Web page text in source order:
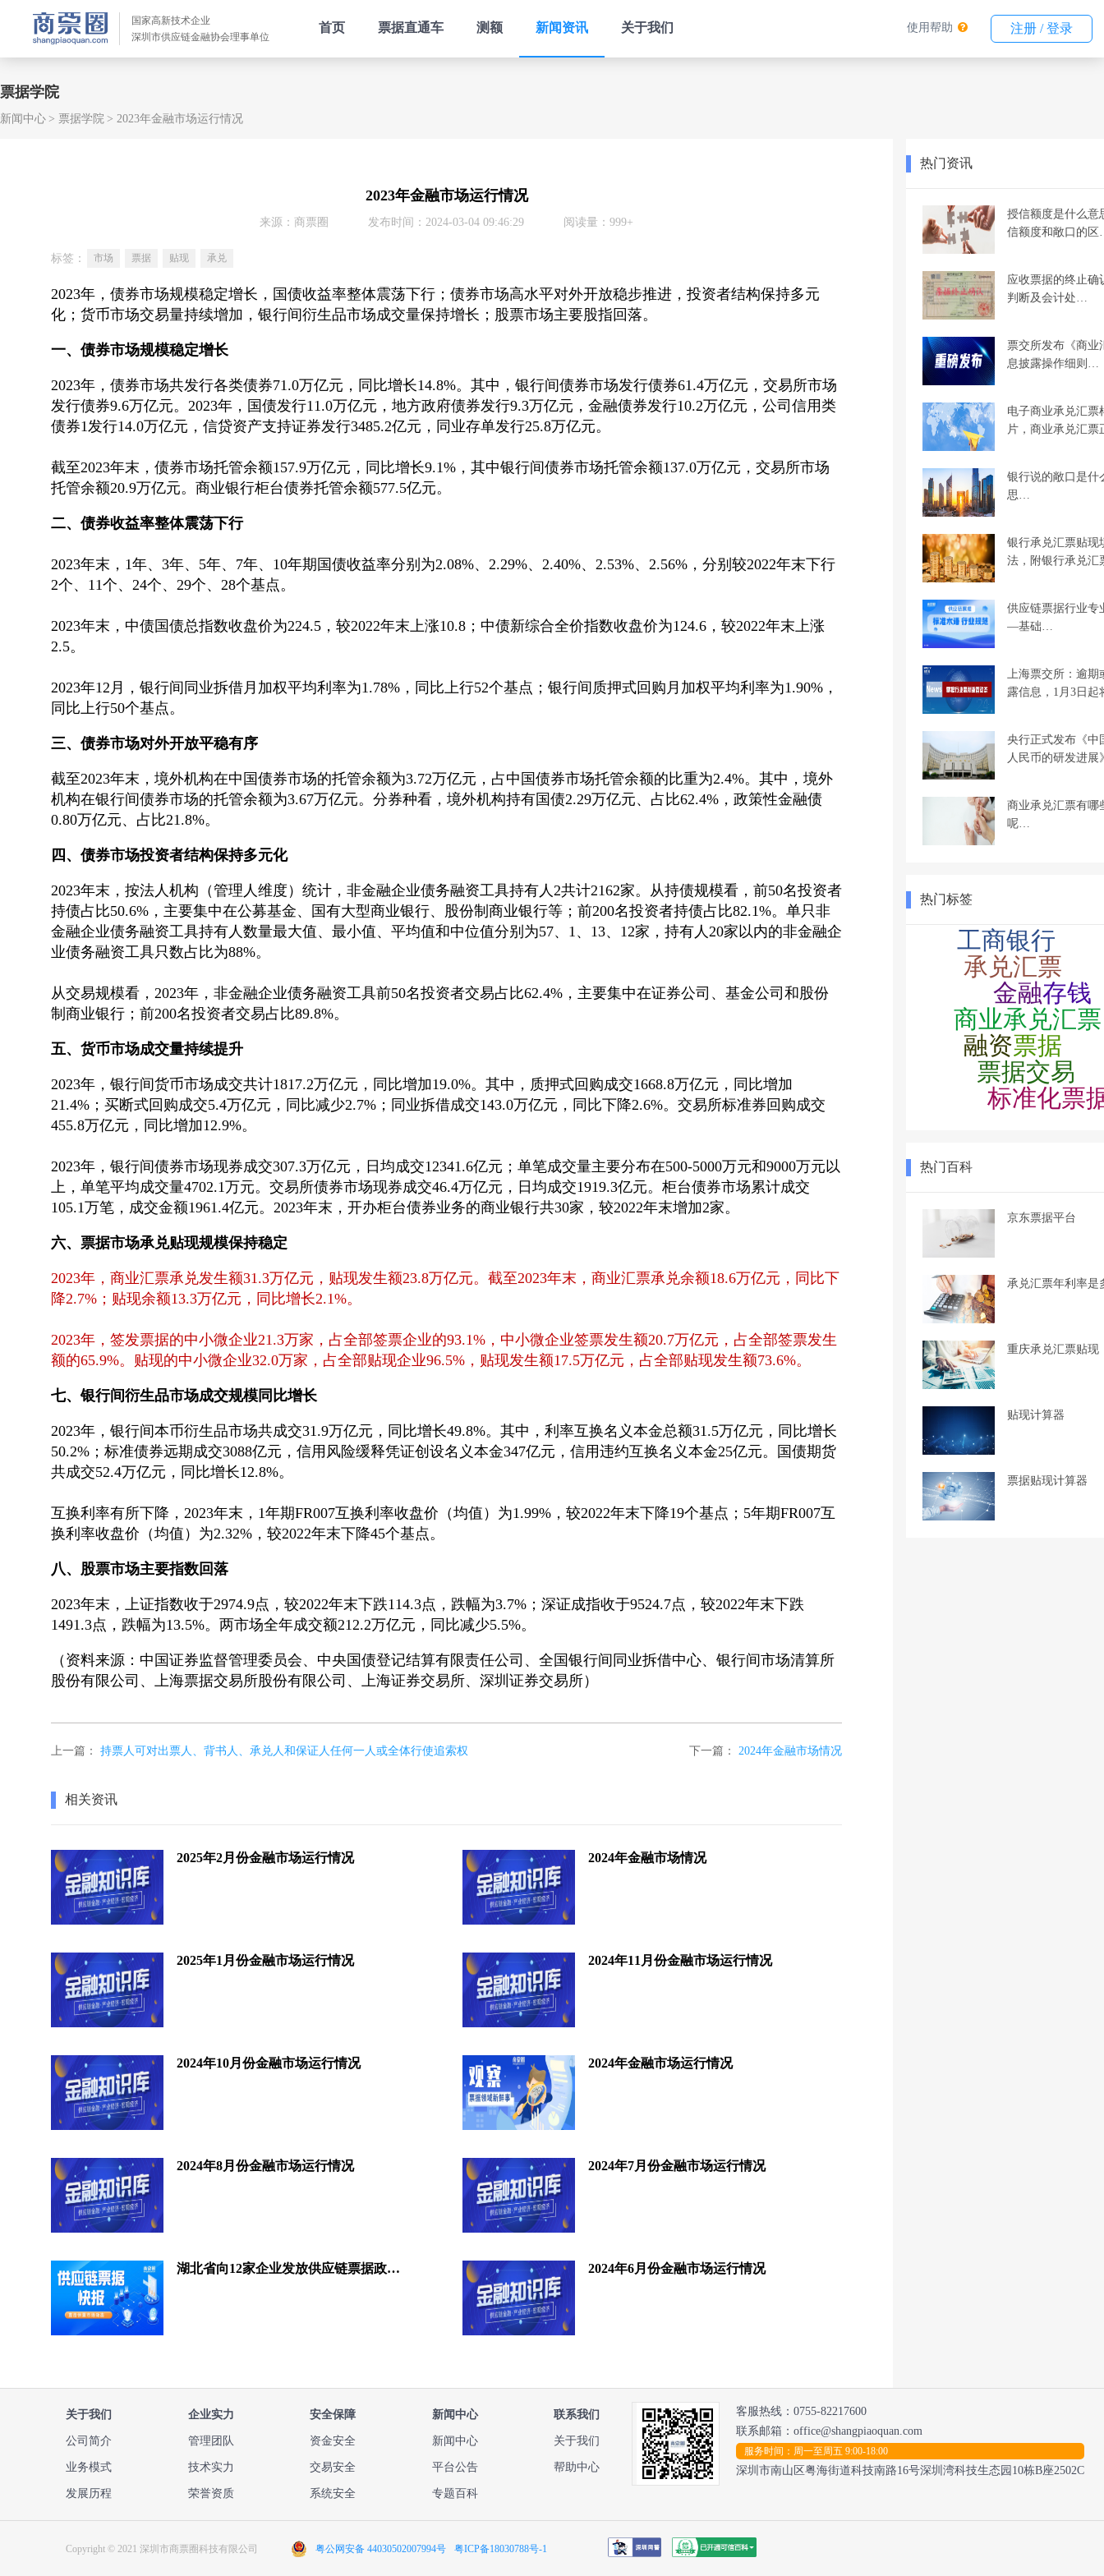
国家高新技术企业
深圳市供应链金融协会理事单位
首页 票据直通车 测额 新闻资讯 关于我们 使用帮助 注册 / 登录
票据学院
新闻中心 票据学院 2023年金融市场运行情况
2023年金融市场运行情况
来源：商票圈 发布时间：2024-03-04 09:46:29 阅读量：999+
标签： 市场 票据 贴现 承兑
2023年，债券市场规模稳定增长，国债收益率整体震荡下行；债券市场高水平对外开放稳步推进，投资者结构保持多元
化；货币市场交易量持续增加，银行间衍生品市场成交量保持增长；股票市场主要股指回落。
一、债券市场规模稳定增长
2023年，债券市场共发行各类债券71.0万亿元，同比增长14.8%。其中，银行间债券市场发行债券61.4万亿元，交易所市场
发行债券9.6万亿元。2023年，国债发行11.0万亿元，地方政府债券发行9.3万亿元，金融债券发行10.2万亿元，公司信用类
债券1发行14.0万亿元，信贷资产支持证券发行3485.2亿元，同业存单发行25.8万亿元。
截至2023年末，债券市场托管余额157.9万亿元，同比增长9.1%，其中银行间债券市场托管余额137.0万亿元，交易所市场
托管余额20.9万亿元。商业银行柜台债券托管余额577.5亿元。
二、债券收益率整体震荡下行
2023年末，1年、3年、5年、7年、10年期国债收益率分别为2.08%、2.29%、2.40%、2.53%、2.56%，分别较2022年末下行
2个、11个、24个、29个、28个基点。
2023年末，中债国债总指数收盘价为224.5，较2022年末上涨10.8；中债新综合全价指数收盘价为124.6，较2022年末上涨
2.5。
2023年12月，银行间同业拆借月加权平均利率为1.78%，同比上行52个基点；银行间质押式回购月加权平均利率为1.90%，
同比上行50个基点。
三、债券市场对外开放平稳有序
截至2023年末，境外机构在中国债券市场的托管余额为3.72万亿元，占中国债券市场托管余额的比重为2.4%。其中，境外
机构在银行间债券市场的托管余额为3.67万亿元。分券种看，境外机构持有国债2.29万亿元、占比62.4%，政策性金融债
0.80万亿元、占比21.8%。
四、债券市场投资者结构保持多元化
2023年末，按法人机构（管理人维度）统计，非金融企业债务融资工具持有人2共计2162家。从持债规模看，前50名投资者
持债占比50.6%，主要集中在公募基金、国有大型商业银行、股份制商业银行等；前200名投资者持债占比82.1%。单只非
金融企业债务融资工具持有人数量最大值、最小值、平均值和中位值分别为57、1、13、12家，持有人20家以内的非金融企
业债务融资工具只数占比为88%。
从交易规模看，2023年，非金融企业债务融资工具前50名投资者交易占比62.4%，主要集中在证券公司、基金公司和股份
制商业银行；前200名投资者交易占比89.8%。
五、货币市场成交量持续提升
2023年，银行间货币市场成交共计1817.2万亿元，同比增加19.0%。其中，质押式回购成交1668.8万亿元，同比增加
21.4%；买断式回购成交5.4万亿元，同比减少2.7%；同业拆借成交143.0万亿元，同比下降2.6%。交易所标准券回购成交
455.8万亿元，同比增加12.9%。
2023年，银行间债券市场现券成交307.3万亿元，日均成交12341.6亿元；单笔成交量主要分布在500-5000万元和9000万元以
上，单笔平均成交量4702.1万元。交易所债券市场现券成交46.4万亿元，日均成交1919.3亿元。柜台债券市场累计成交
105.1万笔，成交金额1961.4亿元。2023年末，开办柜台债券业务的商业银行共30家，较2022年末增加2家。
六、票据市场承兑贴现规模保持稳定
2023年，商业汇票承兑发生额31.3万亿元，贴现发生额23.8万亿元。截至2023年末，商业汇票承兑余额18.6万亿元，同比下
降2.7%；贴现余额13.3万亿元，同比增长2.1%。
2023年，签发票据的中小微企业21.3万家，占全部签票企业的93.1%，中小微企业签票发生额20.7万亿元，占全部签票发生
额的65.9%。贴现的中小微企业32.0万家，占全部贴现企业96.5%，贴现发生额17.5万亿元，占全部贴现发生额73.6%。
七、银行间衍生品市场成交规模同比增长
2023年，银行间本币衍生品市场共成交31.9万亿元，同比增长49.8%。其中，利率互换名义本金总额31.5万亿元，同比增长
50.2%；标准债券远期成交3088亿元，信用风险缓释凭证创设名义本金347亿元，信用违约互换名义本金25亿元。国债期货
共成交52.4万亿元，同比增长12.8%。
互换利率有所下降，2023年末，1年期FR007互换利率收盘价（均值）为1.99%，较2022年末下降19个基点；5年期FR007互
换利率收盘价（均值）为2.32%，较2022年末下降45个基点。
八、股票市场主要指数回落
2023年末，上证指数收于2974.9点，较2022年末下跌114.3点，跌幅为3.7%；深证成指收于9524.7点，较2022年末下跌
1491.3点，跌幅为13.5%。两市场全年成交额212.2万亿元，同比减少5.5%。
（资料来源：中国证券监督管理委员会、中央国债登记结算有限责任公司、全国银行间同业拆借中心、银行间市场清算所
股份有限公司、上海票据交易所股份有限公司、上海证券交易所、深圳证券交易所）
上一篇： 持票人可对出票人、背书人、承兑人和保证人任何一人或全体行使追索权 下一篇： 2024年金融市场情况
相关资讯
2025年2月份金融市场运行情况 2024年金融市场情况
2025年1月份金融市场运行情况 2024年11月份金融市场运行情况
2024年10月份金融市场运行情况 2024年金融市场运行情况
2024年8月份金融市场运行情况 2024年7月份金融市场运行情况
湖北省向12家企业发放供应链票据政策奖励 2024年6月份金融市场运行情况
热门资讯
授信额度是什么意
信额度和敞口的
应收票据的终止确
判断及会计处…
票交所发布《商业
息披露操作细则…
电子商业承兑汇票
片，商业承兑汇
银行说的敞口是什
思…
银行承兑汇票贴现
法，附银行承兑
供应链票据行业专
—基础…
上海票交所：逾期
露信息，1月3日
央行正式发布《中
人民币的研发进
商业承兑汇票有哪
呢…
热门标签
热门百科
京东票据平台
承兑汇票年利率是
重庆承兑汇票贴现
贴现计算器
票据贴现计算器
关于我们
公司简介
业务模式
发展历程
企业实力
管理团队
技术实力
荣誉资质
安全保障
资金安全
交易安全
系统安全
新闻中心
新闻中心
平台公告
专题百科
联系我们
关于我们
帮助中心
客服热线： 0755-82217600
联系邮箱：office@shangpiaoquan.com
服务时间：周一至周五 9:00-18:00
深圳市南山区粤海街道科技南路16号深圳湾科技生态园10栋B座2502C
Copyright © 2021 深圳市商票圈科技有限公司 粤公网安备 44030502007994号 粤ICP备18030788号-1